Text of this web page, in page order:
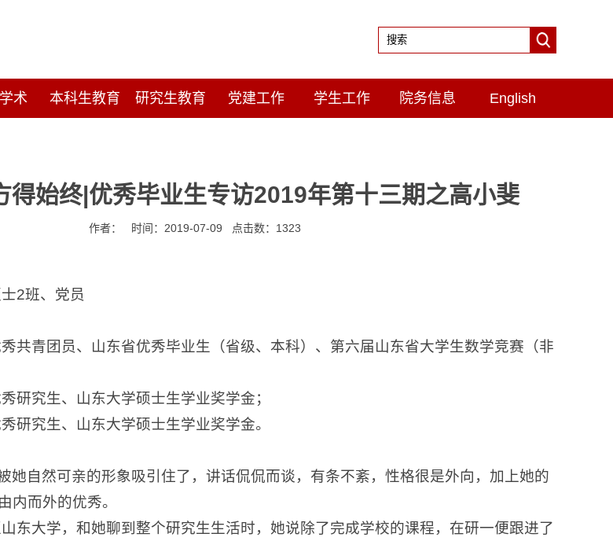
术 本科生教育 研究生教育 党建工作 学生工作 院务信息 English
得始终|优秀毕业生专访2019年第十三期之高小斐
作者： 时间：2019-07-09 点击数： 1323
2班、党员
共青团员、山东省优秀毕业生（省级、本科）、第六届山东省大学生数学竞赛（非
研究生、山东大学硕士生学业奖学金；
研究生、山东大学硕士生学业奖学金。
她自然可亲的形象吸引住了，讲话侃侃而谈，有条不紊，性格很是外向，加上她的
内而外的优秀。
东大学，和她聊到整个研究生生活时，她说除了完成学校的课程，在研一便跟进了